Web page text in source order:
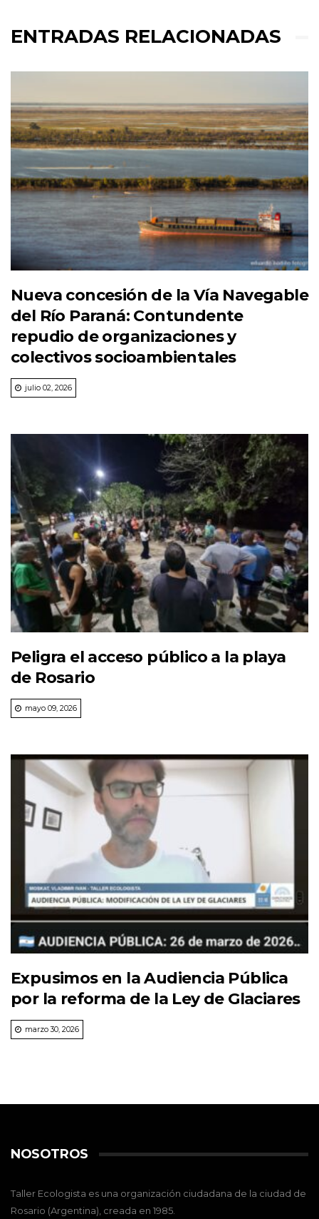
ENTRADAS RELACIONADAS
Nueva concesión de la Vía Navegable
del Río Paraná: Contundente
repudio de organizaciones y
colectivos socioambientales
julio 02, 2026
Peligra el acceso público a la playa
de Rosario
mayo 09, 2026
Expusimos en la Audiencia Pública
por la reforma de la Ley de Glaciares
marzo 30, 2026
NOSOTROS
Taller Ecologista es una organización ciudadana de la ciudad de
Rosario (Argentina), creada en 1985.